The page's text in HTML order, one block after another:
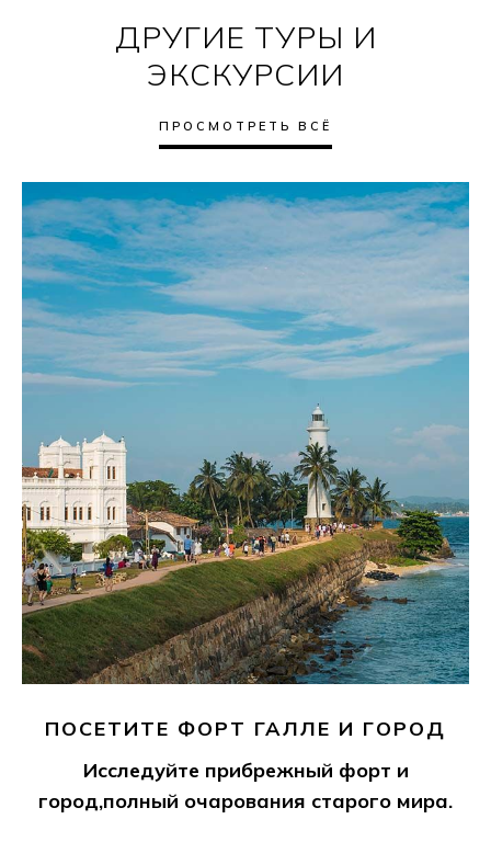
ДРУГИЕ ТУРЫ И
ЭКСКУРСИИ
ПРОСМОТРЕТЬ ВСЁ
ПОСЕТИТЕ ФОРТ ГАЛЛЕ И ГОРОД
Исследуйте прибрежный форт и
город,полный очарования старого мира.